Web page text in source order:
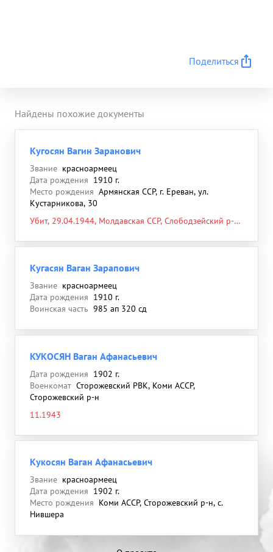
Поделиться
Найдены похожие документы
Кугосян Вагин Заранович
Звание красноармеец
Дата рождения 1910 г.
Место рождения Армянская ССР, г. Ереван, ул.
Кустарникова, 30
Убит, 29.04.1944, Молдавская ССР, Слободзейский р-н,
Кугасян Ваган Зарапович
Звание красноармеец
Дата рождения 1910 г.
Воинская часть 985 ап 320 сд
КУКОСЯН Ваган Афанасьевич
Дата рождения 1902 г.
Военкомат Сторожевский РВК, Коми АССР,
Сторожевский р-н
11.1943
Кукосян Ваган Афанасьевич
Звание красноармеец
Дата рождения 1902 г.
Место рождения Коми АССР, Сторожевский р-н, с.
Нившера